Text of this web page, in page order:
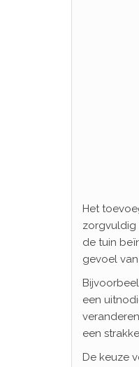
Het
zorgvuldig
de tuin
gevoel
een
een
De keuze